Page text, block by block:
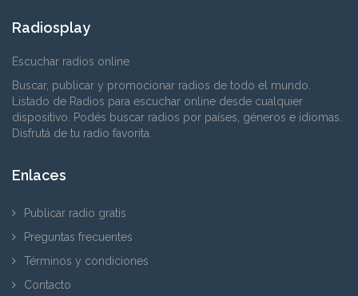
Radiosplay
Escuchar radios online
Buscar, publicar y promocionar radios de todo el mundo.
Listado de Radios para escuchar online desde cualquier
dispositivo. Podés buscar radios por países, géneros e idiomas.
Disfrutá de tu radio favorita.
Enlaces
Publicar radio gratis
Preguntas frecuentes
Términos y condiciones
Contacto